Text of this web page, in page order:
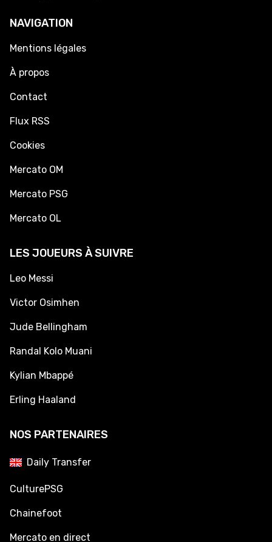
NAVIGATION
Mentions légales
À propos
Contact
Flux RSS
Cookies
Mercato OM
Mercato PSG
Mercato OL
LES JOUEURS À SUIVRE
Leo Messi
Victor Osimhen
Jude Bellingham
Randal Kolo Muani
Kylian Mbappé
Erling Haaland
NOS PARTENAIRES
Daily Transfer
CulturePSG
Chainefoot
Mercato en direct